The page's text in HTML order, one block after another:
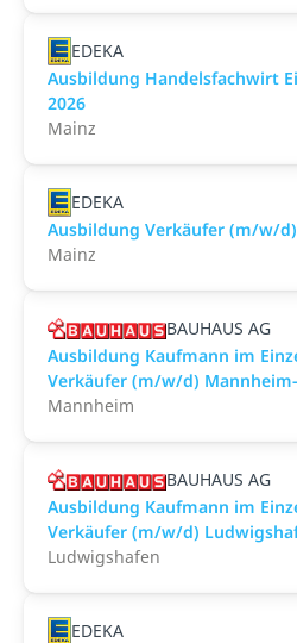
EDEKA
Ausbildung Handelsfachwirt
2026
Mainz
EDEKA
Ausbildung Verkäufer (m/w/
Mainz
BAUHAUS AG
Ausbildung Kaufmann im
Verkäufer (m/w/d)
Mannheim
BAUHAUS AG
Ausbildung Kaufmann im
Verkäufer (m/w/d)
Ludwigshafen
EDEKA